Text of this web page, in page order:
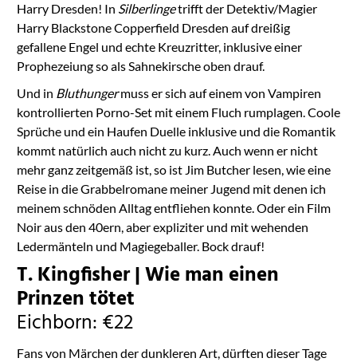
Harry Dresden! In Silberlingetrifft der Detektiv/Magier
Harry Blackstone Copperfield Dresden auf dreißig
gefallene Engel und echte Kreuzritter, inklusive einer
Prophezeiung so als Sahnekirsche oben drauf.
Und in Bluthungermuss er sich auf einem von Vampiren
kontrollierten Porno-Set mit einem Fluch rumplagen. Coole
Sprüche und ein Haufen Duelle inklusive und die Romantik
kommt natürlich auch nicht zu kurz. Auch wenn er nicht
mehr ganz zeitgemäß ist, so ist Jim Butcher lesen, wie eine
Reise in die Grabbelromane meiner Jugend mit denen ich
meinem schnöden Alltag entfliehen konnte. Oder ein Film
Noir aus den 40ern, aber expliziter und mit wehenden
Ledermänteln und Magiegeballer. Bock drauf!
T. Kingfisher | Wie man einen
Prinzen tötet
Eichborn: €22
Fans von Märchen der dunkleren Art, dürften dieser Tage